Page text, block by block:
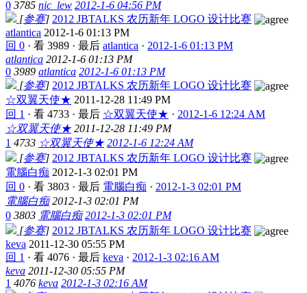
0 3785 nic_lew 2012-1-6 04:56 PM
[参赛] 2012 JBTALKS 农历新年 LOGO 设计比赛
atlantica 2012-1-6 01:13 PM
回 0 · 看 3989 · 最后 atlantica · 2012-1-6 01:13 PM
atlantica 2012-1-6 01:13 PM
0 3989 atlantica 2012-1-6 01:13 PM
[参赛] 2012 JBTALKS 农历新年 LOGO 设计比赛
☆双翼天使★ 2011-12-28 11:49 PM
回 1 · 看 4733 · 最后 ☆双翼天使★ · 2012-1-6 12:24 AM
☆双翼天使★ 2011-12-28 11:49 PM
1 4733 ☆双翼天使★ 2012-1-6 12:24 AM
[参赛] 2012 JBTALKS 农历新年 LOGO 设计比赛
電腦白痴 2012-1-3 02:01 PM
回 0 · 看 3803 · 最后 電腦白痴 · 2012-1-3 02:01 PM
電腦白痴 2012-1-3 02:01 PM
0 3803 電腦白痴 2012-1-3 02:01 PM
[参赛] 2012 JBTALKS 农历新年 LOGO 设计比赛
keva 2011-12-30 05:55 PM
回 1 · 看 4076 · 最后 keva · 2012-1-3 02:16 AM
keva 2011-12-30 05:55 PM
1 4076 keva 2012-1-3 02:16 AM